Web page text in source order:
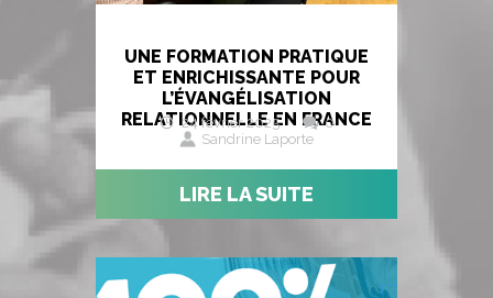
UNE FORMATION PRATIQUE
ET ENRICHISSANTE POUR
L’ÉVANGÉLISATION
RELATIONNELLE EN FRANCE
24 février 2025
0
Sandrine Laporte
LIRE LA SUITE